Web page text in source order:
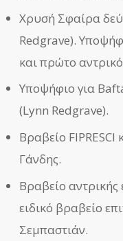
Χρυσή Σφαίρα
Redgrave).
και πρώτο
Υποψήφιο για
(Lynn Redgrave).
Βραβείο FIPRESCI
Γάνδης.
Βραβείο αντρικής
ειδικό βραβείο
Σεμπαστιάν.